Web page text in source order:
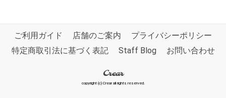
ご利用ガイド 店舗のご案内
プライバシーポリシー
特定商取引法に基づく表記
Staff Blog お問い合わせ
Crear
copyright (c) Crear all rights reserved.